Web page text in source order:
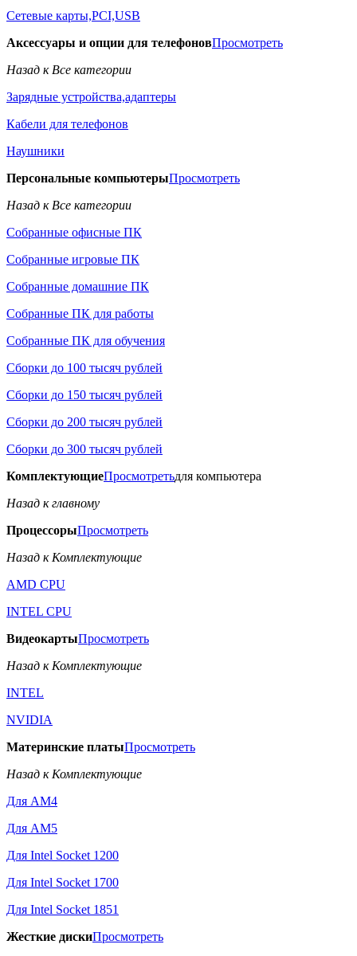
Сетевые карты,PCI,USB
Аксессуары и опции для телефоновПросмотреть
Назад к Все категории
Зарядные устройства,адаптеры
Кабели для телефонов
Наушники
Персональные компьютерыПросмотреть
Назад к Все категории
Собранные офисные ПК
Собранные игровые ПК
Собранные домашние ПК
Собранные ПК для работы
Собранные ПК для обучения
Сборки до 100 тысяч рублей
Сборки до 150 тысяч рублей
Сборки до 200 тысяч рублей
Сборки до 300 тысяч рублей
КомплектующиеПросмотретьдля компьютера
Назад к главному
ПроцессорыПросмотреть
Назад к Комплектующие
AMD CPU
INTEL CPU
ВидеокартыПросмотреть
Назад к Комплектующие
INTEL
NVIDIA
Материнские платыПросмотреть
Назад к Комплектующие
Для AM4
Для AM5
Для Intel Socket 1200
Для Intel Socket 1700
Для Intel Socket 1851
Жесткие дискиПросмотреть